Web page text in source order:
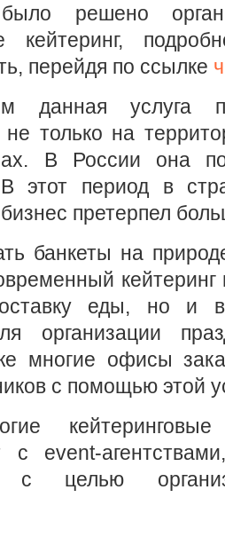
решено
кейтеринг,
перейдя по ссылке
данная услуга
не только на
В России она
В этот период в
претерпел
банкеты на
кейтеринг
еды, но и
организации
многие офисы
с помощью этой
с event-
с целью